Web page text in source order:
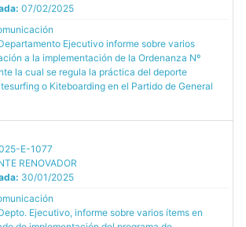
07/02/2025
Ejecutivo informe sobre varios
a la implementación de la Ordenanza Nº
la cual se regula la práctica del deporte
o Kiteboarding en el Partido de General
E-1077
RENOVADOR
30/01/2025
Ejecutivo, informe sobre varios ítems en